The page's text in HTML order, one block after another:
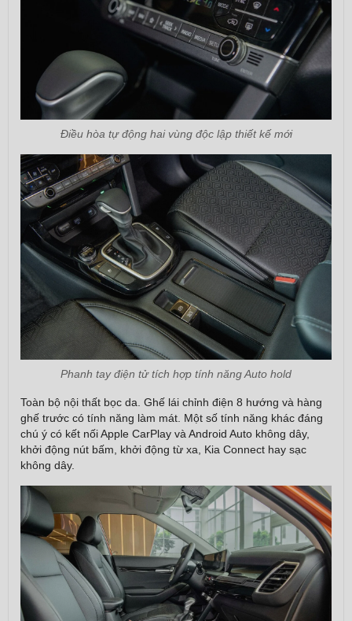
Điều hòa tự động hai vùng độc lập thiết kế mới
Phanh tay điện tử tích hợp tính năng Auto hold
Toàn bộ nội thất bọc da. Ghế lái chỉnh điện 8 hướng và hàng
ghế trước có tính năng làm mát. Một số tính năng khác đáng
chú ý có kết nối Apple CarPlay và Android Auto không dây,
khởi động nút bấm, khởi động từ xa, Kia Connect hay sạc
không dây.